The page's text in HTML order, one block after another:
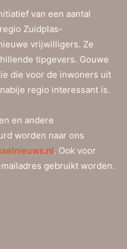
van een aantal
Zuidplas-
vrijwilligers. Ze
tipgevers. Gouwe
die voor de inwoners uit
regio interessant is.
en andere
worden naar ons
. Ook voor
gebruikt worden.